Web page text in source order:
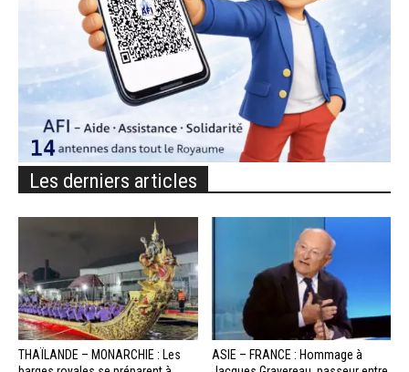
Les derniers articles
THAÏLANDE – MONARCHIE : Les
ASIE – FRANCE : Hommage à